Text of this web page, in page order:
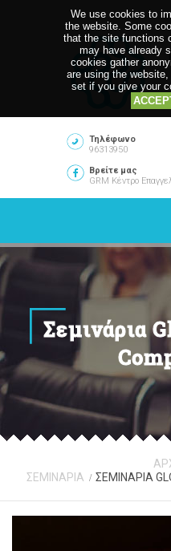
Τηλέφωνο
96313950
Βρείτε μας
GRM Κέντρο
Σεμινάρια
ΣΕΜΙΝΑΡΙΑ
ΣΕΜΙΝΑΡΙΑ
We use cookies to
the website. Some
that the site functions
may have already
cookies gather
are using the
set if you give your